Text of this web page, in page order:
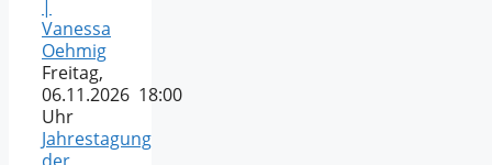
|
Vanessa
Oehmig
Freitag,
06.11.2026 18:00
Uhr
Jahrestagung